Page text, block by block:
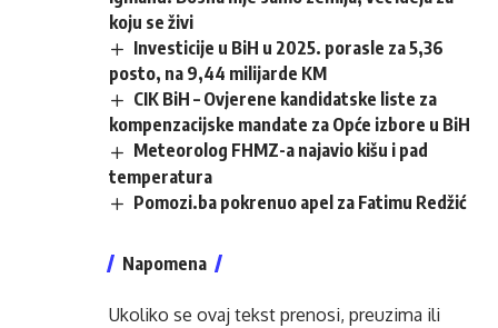
koju se živi
Investicije u BiH u 2025. porasle za 5,36
posto, na 9,44 milijarde KM
CIK BiH – Ovjerene kandidatske liste za
kompenzacijske mandate za Opće izbore u BiH
Meteorolog FHMZ-a najavio kišu i pad
temperatura
Pomozi.ba pokrenuo apel za Fatimu Redžić
Napomena
Ukoliko se ovaj tekst prenosi, preuzima ili